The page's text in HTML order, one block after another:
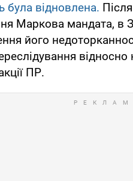
була відновлена.
Маркова мандата, в
його
ПР.